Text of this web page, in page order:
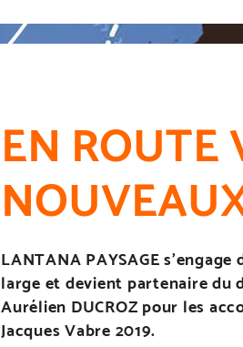
EN ROUTE
LANTANA PAYSAGE
large et devient partenaire du
Aurélien DUCROZ pour les
Jacques Vabre 2019.